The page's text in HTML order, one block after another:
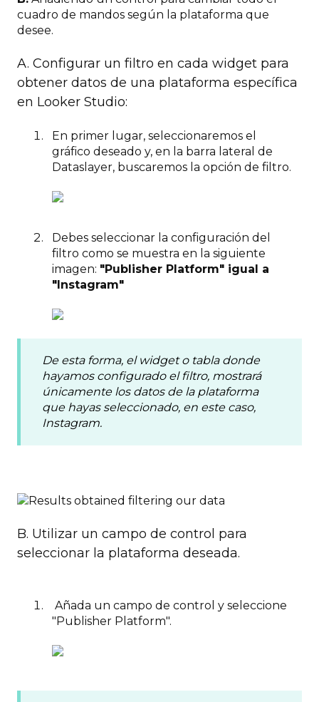
cuadro de mandos según la plataforma que
desee.
A. Configurar un filtro en cada widget para
obtener datos de una plataforma específica
en Looker Studio:
En primer lugar, seleccionaremos el
gráfico deseado y, en la barra lateral de
Dataslayer, buscaremos la opción de filtro.
Debes seleccionar la configuración del
filtro como se muestra en la siguiente
imagen: "Publisher Platform" igual a
"Instagram"
De esta forma, el widget o tabla donde
hayamos configurado el filtro, mostrará
únicamente los datos de la plataforma
que hayas seleccionado, en este caso,
Instagram.
B. Utilizar un campo de control para
seleccionar la plataforma deseada.
Añada un campo de control y seleccione
"Publisher Platform".